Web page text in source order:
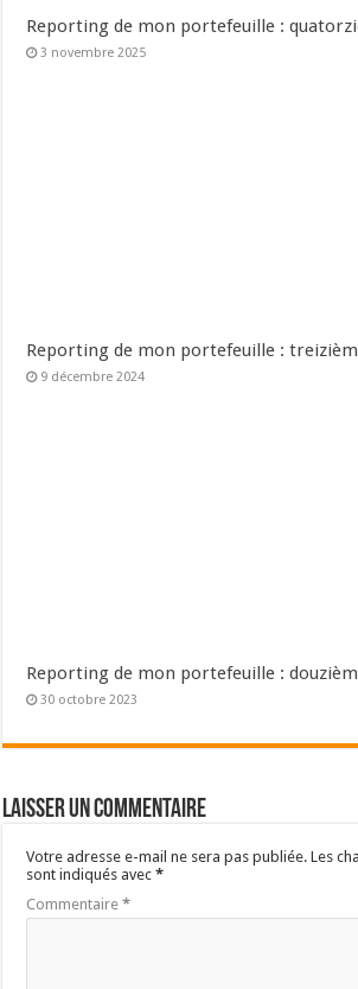
Reporting de mon portefeuille :
3 novembre 2025
Reporting de mon portefeuille :
9 décembre 2024
Reporting de mon portefeuille :
30 octobre 2023
Laisser un commentaire
Votre adresse e-mail ne sera pas publiée. Les
sont indiqués avec*
Commentaire*